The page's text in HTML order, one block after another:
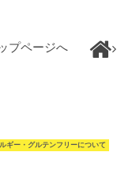
プページへ
ギー・グルテンフリーについて